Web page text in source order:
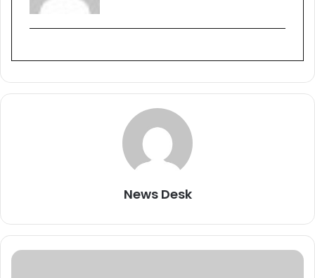
News Desk